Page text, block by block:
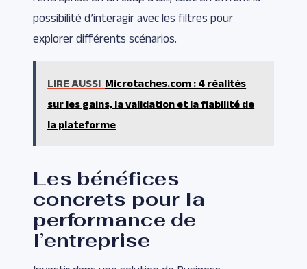
possibilité d’interagir avec les filtres pour
explorer différents scénarios.
LIRE AUSSI Microtaches.com : 4 réalités
sur les gains, la validation et la fiabilité de
la plateforme
Les bénéfices
concrets pour la
performance de
l’entreprise